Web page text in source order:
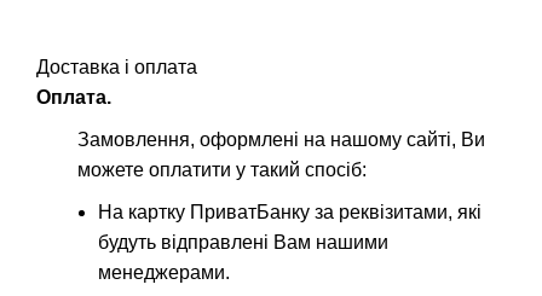
Доставка і оплата
Оплата.
Замовлення, оформлені на нашому сайті, Ви
можете оплатити у такий спосіб:
На картку ПриватБанку за реквізитами, які
будуть відправлені Вам нашими
менеджерами.